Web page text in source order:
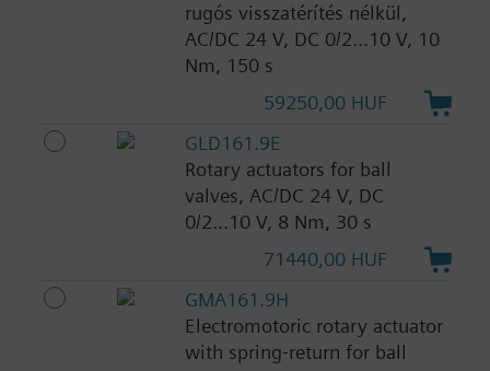
rugós visszatérítés nélkül,
AC/DC 24 V, DC 0/2...10 V, 10
Nm, 150 s
59250,00 HUF
GLD161.9E
Rotary actuators for ball
valves, AC/DC 24 V, DC
0/2...10 V, 8 Nm, 30 s
71440,00 HUF
GMA161.9H
Electromotoric rotary actuator
with spring-return for ball